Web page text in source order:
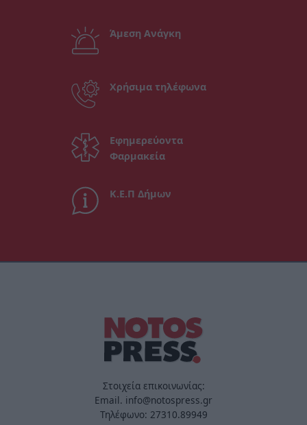
Άμεση Ανάγκη
Χρήσιμα τηλέφωνα
Εφημερεύοντα
Φαρμακεία
Κ.Ε.Π Δήμων
Στοιχεία επικοινωνίας:
Email. info@notospress.gr
Τηλέφωνο: 27310.89949